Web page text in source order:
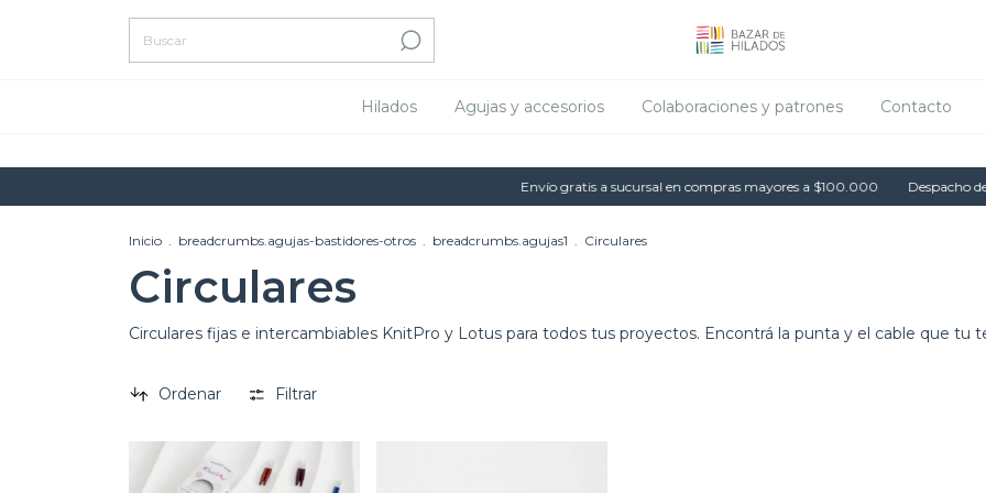
Hilados Agujas y accesorios Colaboraciones y patrones Contacto
Envío gratis a sucursal en compras mayores a $100.000 Despacho de pedidos
Inicio . breadcrumbs.agujas-bastidores-otros . breadcrumbs.agujas1 . Circulares
Circulares
Circulares fijas e intercambiables KnitPro y Lotus para todos tus proyectos. Encontrá la punta y el cable que tu
Ordenar Filtrar